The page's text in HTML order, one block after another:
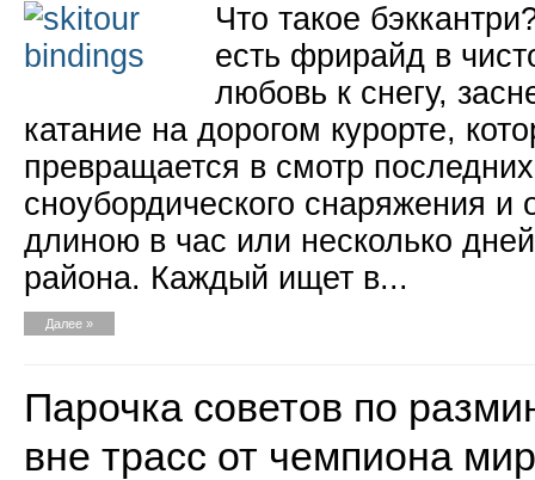
Что такое
есть фрирайд в
любовь к снегу,
катание на дорогом курорте,
превращается в смотр
сноубордического снаряжения
длиною в час или несколько
района. Каждый ищет в...
Далее »
Парочка советов по
вне трасс от чемпиона